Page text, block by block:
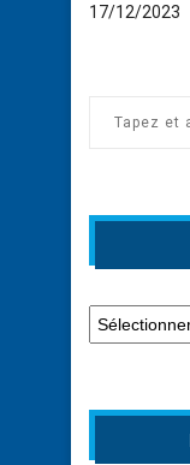
17/12/2023